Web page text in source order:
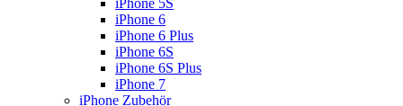
iPhone 6
iPhone 6 Plus
iPhone 6S
iPhone 6S Plus
iPhone 7
iPhone Zubehör